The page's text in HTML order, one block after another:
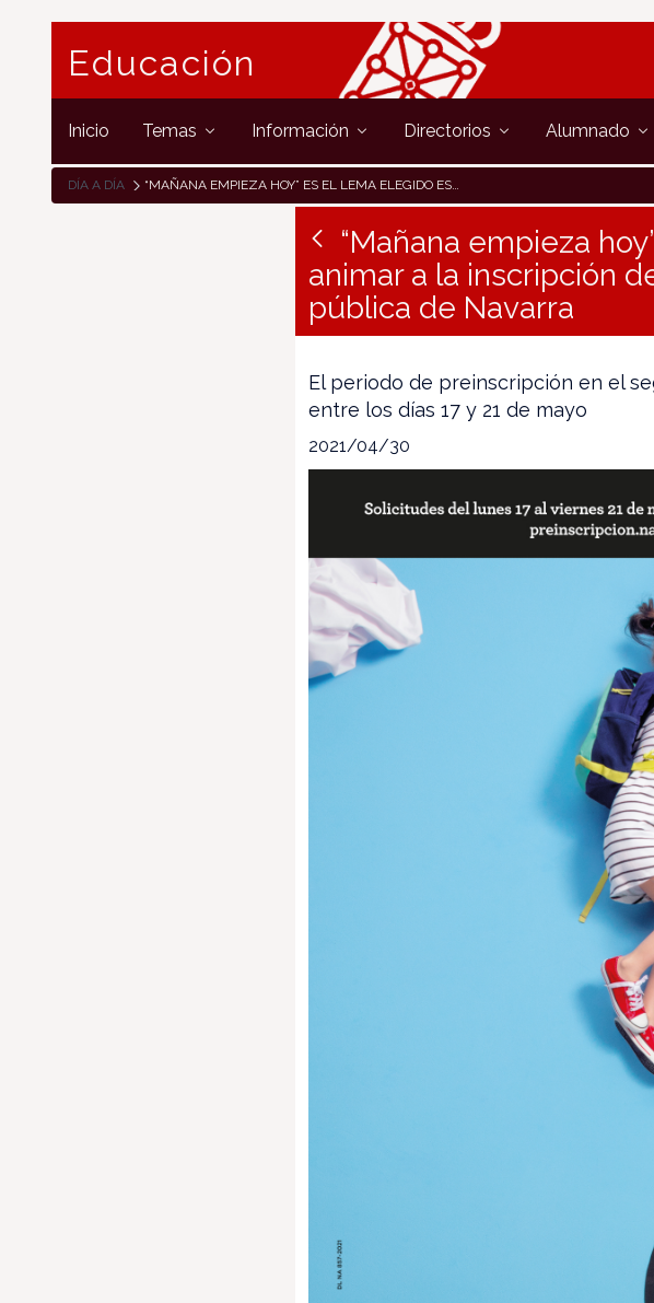
Educación
Inicio Temas Información Directorios Alumnado
DÍA A DÍA “MAÑANA EMPIEZA HOY” ES EL LEMA ELEGIDO ESTE AÑO PARA ANIMAR A LA INSCRIPCIÓN DEL ALUMNADO EN LA RED EDUCATIVA PÚBLICA DE NAVARRA
“Mañana empieza
animar a la inscripción
pública de Navarra
El periodo de preinscripción en el
entre los días 17 y 21 de mayo
2021/04/30